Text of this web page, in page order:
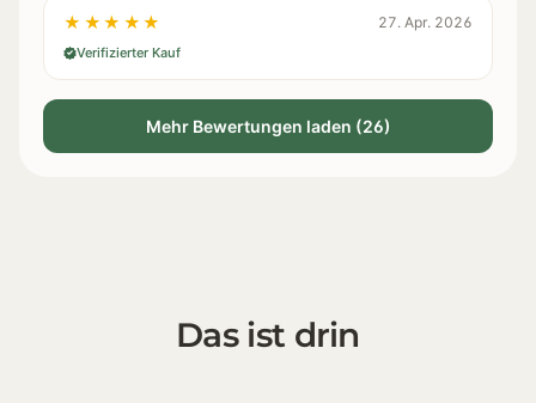
★★★★★ 27. Apr. 2026
Verifizierter Kauf
Mehr Bewertungen laden (26)
Das ist drin